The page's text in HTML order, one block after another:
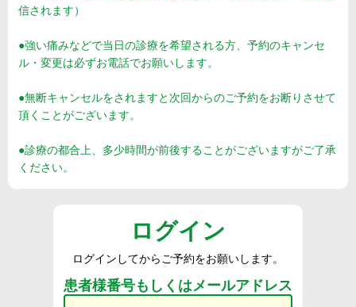
信されます）
●強い痛みなどで当日の診療を希望される方、予約のキャンセ
ル・変更は必ずお電話でお願いします。
●無断キャンセルをされますと次回からのご予約をお断りさせて
頂くことがございます。
●診療の都合上、多少時間が前後することがございますがご了承
ください。
ログイン
ログインしてからご予約をお願いします。
患者様番号もしくはメールアドレス